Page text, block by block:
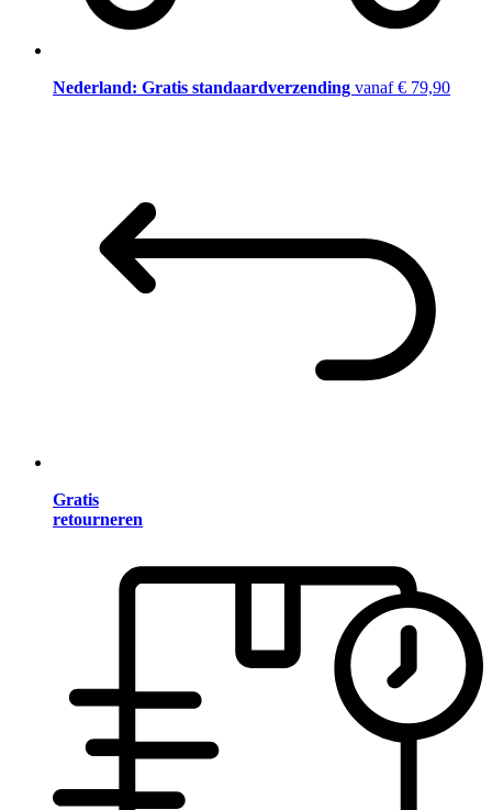
Nederland: Gratis standaardverzending vanaf € 79,90
Gratis
retourneren